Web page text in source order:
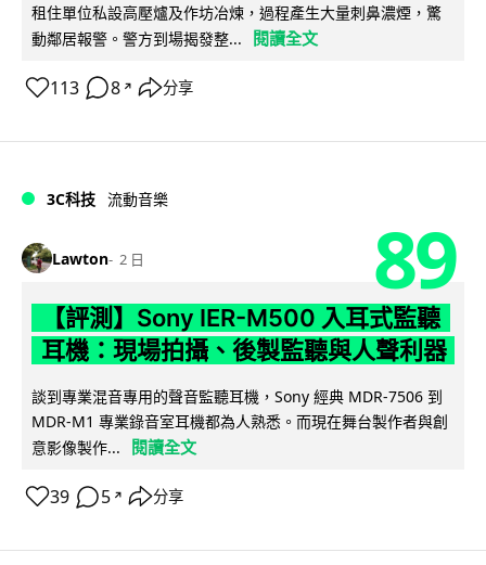
租住單位私設高壓爐及作坊冶煉，過程產生大量刺鼻濃煙，驚
動鄰居報警。警方到場揭發整...
閱讀全文
113 8 ↗ 分享
3C科技 流動音樂
Lawton 2 日 89
【評測】Sony IER-M500 入耳式監聽
耳機：現場拍攝、後製監聽與人聲利器
談到專業混音專用的聲音監聽耳機，Sony 經典 MDR-7506 到
MDR-M1 專業錄音室耳機都為人熟悉。而現在舞台製作者與創
意影像製作...
閱讀全文
39 5 ↗ 分享